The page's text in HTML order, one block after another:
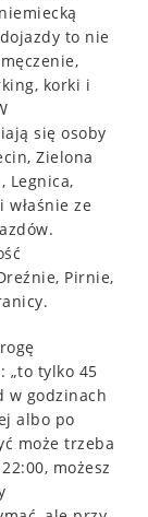
to nie
korki i
się osoby
Zielona
Legnica,
właśnie ze
Pirnie,
„to tylko 45
w godzinach
albo po
może trzeba
możesz